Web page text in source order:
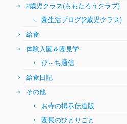
2歳児クラス(ももたろうクラブ)
園生活ブログ(2歳児クラス)
給食
体験入園＆園見学
ぴ～ち通信
給食日記
その他
お寺の掲示伝道版
園長のひとりごと